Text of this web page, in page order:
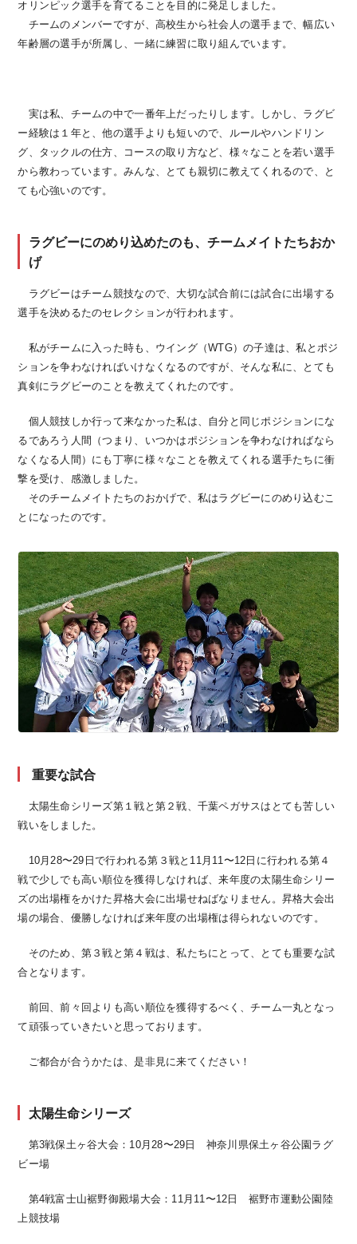
オリンピック選手を育てることを目的に発足しました。
チームのメンバーですが、高校生から社会人の選手まで、幅広い
年齢層の選手が所属し、一緒に練習に取り組んでいます。
実は私、チームの中で一番年上だったりします。しかし、ラグビ
ー経験は１年と、他の選手よりも短いので、ルールやハンドリン
グ、タックルの仕方、コースの取り方など、様々なことを若い選手
から教わっています。みんな、とても親切に教えてくれるので、と
ても心強いのです。
ラグビーにのめり込めたのも、チームメイトたちおか
げ
ラグビーはチーム競技なので、大切な試合前には試合に出場する
選手を決めるたのセレクションが行われます。
私がチームに入った時も、ウイング（WTG）の子達は、私とポジ
ションを争わなければいけなくなるのですが、そんな私に、とても
真剣にラグビーのことを教えてくれたのです。
個人競技しか行って来なかった私は、自分と同じポジションにな
るであろう人間（つまり、いつかはポジションを争わなければなら
なくなる人間）にも丁寧に様々なことを教えてくれる選手たちに衝
撃を受け、感激しました。
そのチームメイトたちのおかげで、私はラグビーにのめり込むこ
とになったのです。
重要な試合
太陽生命シリーズ第１戦と第２戦、千葉ペガサスはとても苦しい
戦いをしました。
10月28〜29日で行われる第３戦と11月11〜12日に行われる第４
戦で少しでも高い順位を獲得しなければ、来年度の太陽生命シリー
ズの出場権をかけた昇格大会に出場せねばなりません。昇格大会出
場の場合、優勝しなければ来年度の出場権は得られないのです。
そのため、第３戦と第４戦は、私たちにとって、とても重要な試
合となります。
前回、前々回よりも高い順位を獲得するべく、チーム一丸となっ
て頑張っていきたいと思っております。
ご都合が合うかたは、是非見に来てください！
太陽生命シリーズ
第3戦保土ヶ谷大会：10月28〜29日 神奈川県保土ヶ谷公園ラグ
ビー場
第4戦富士山裾野御殿場大会：11月11〜12日 裾野市運動公園陸
上競技場